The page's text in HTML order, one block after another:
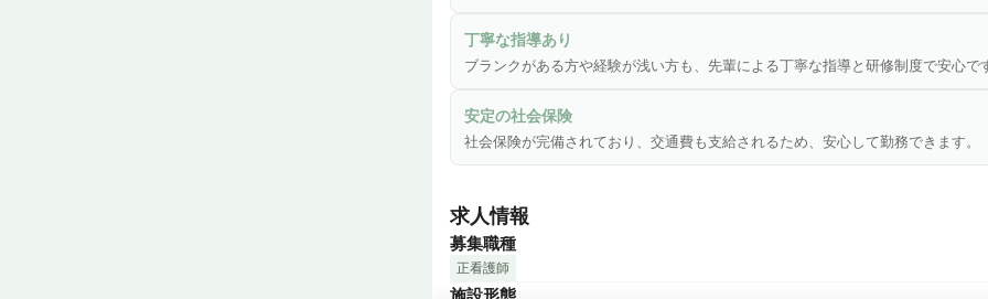
丁寧な指導あり
ブランクがある方や経験が浅い方も、先輩による丁寧な指導と研修制度で安心で
安定の社会保険
社会保険が完備されており、交通費も支給されるため、安心して勤務できます。
求人情報
募集職種
正看護師
施設形態